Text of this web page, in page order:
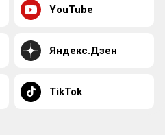
YouTube
Яндекс.Дзен
TikTok